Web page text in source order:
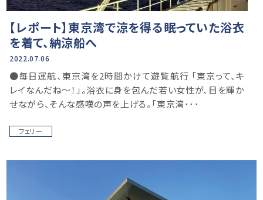
【レポート】東京湾で涼を得る――眠っていた浴衣
を着て、納涼船へ
2022.07.06
●毎日運航、東京湾を2時間かけて遊覧航行 「東京って、キ
レイなんだね～！」。浴衣に身を包んだ若い女性が、目を輝か
せながら、そんな感嘆の声を上げる。「東京湾･･･
フェリー